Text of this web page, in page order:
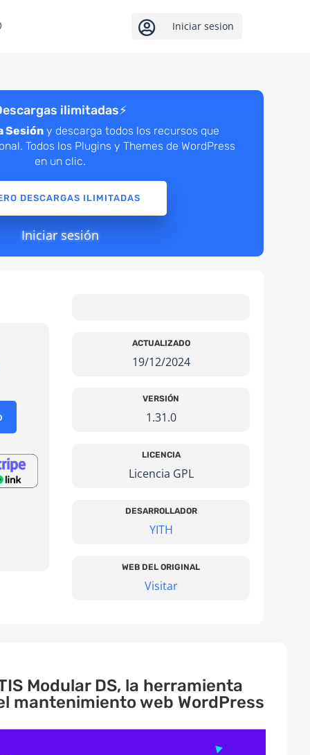
 Iniciar sesion
ilimitadas⚡
Sesióny descarga todos los recursos que
Todos los Plugins y Themes de WordPress
en un clic.
DESCARGAS ILIMITADAS
Iniciar sesión
3,99 €.
ACTUALIZADO
19/12/2024
VERSIÓN
1.31.0
LICENCIA
Licencia GPL
DESARROLLADOR
YITH
WEB DEL ORIGINAL
Visitar
Modular DS, la herramienta
mantenimiento web WordPress